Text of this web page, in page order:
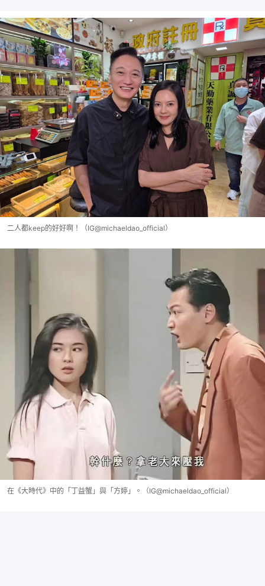
二人都keep的好好啊！（IG@michaeldao_official）
在《大時代》中的「丁益蟹」與「方婷」。（IG@michaeldao_official）